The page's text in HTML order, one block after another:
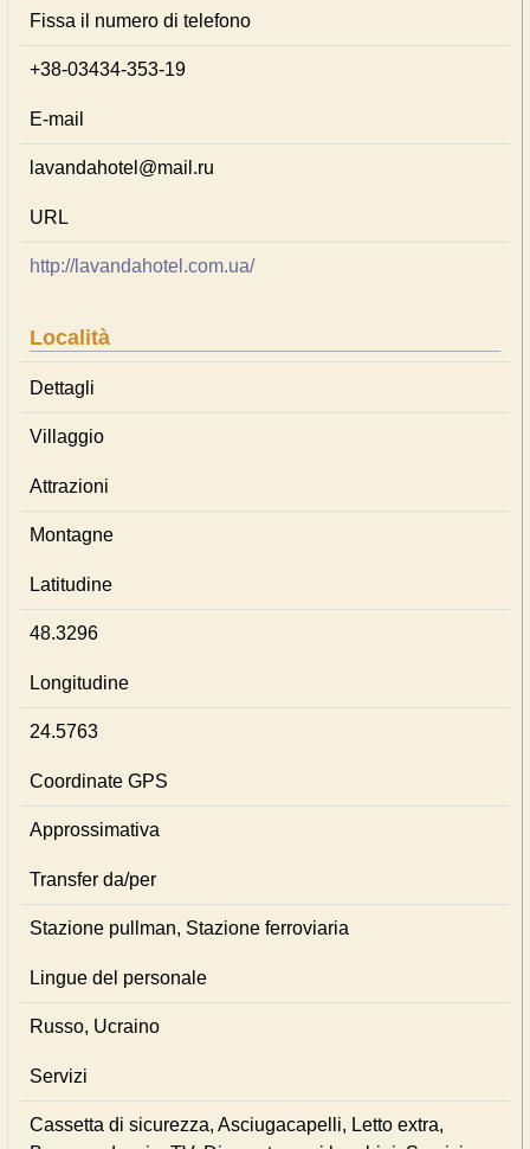
Fissa il numero di telefono
+38-03434-353-19
E-mail
lavandahotel@mail.ru
URL
http://lavandahotel.com.ua/
Località
Dettagli
Villaggio
Attrazioni
Montagne
Latitudine
48.3296
Longitudine
24.5763
Coordinate GPS
Approssimativa
Transfer da/per
Stazione pullman, Stazione ferroviaria
Lingue del personale
Russo, Ucraino
Servizi
Cassetta di sicurezza, Asciugacapelli, Letto extra,